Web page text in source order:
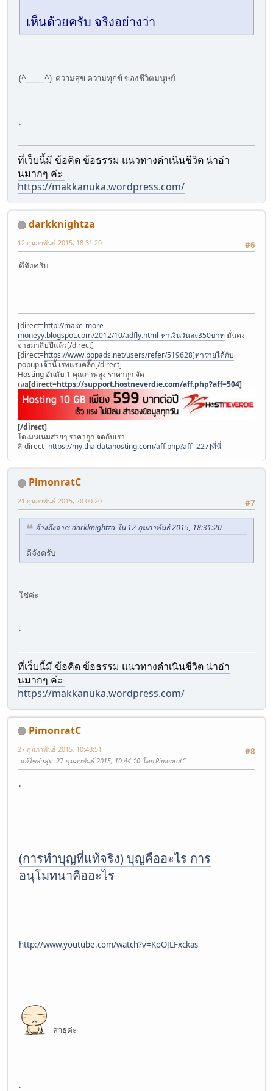
เห็นด้วยครับ จริงอย่างว่า
(^_____^) ความสุข ความทุกข์ ของชีวิตมนุษย์
.
ที่เว็บนี้มี ข้อคิด ข้อธรรม แนวทางดำเนินชีวิต น่าอ่า
นมากๆ ค่ะ
https://makkanuka.wordpress.com/
darkknightza
#6
12 กุมภาพันธ์ 2015, 18:31:20
ดีจังครับ
[direct=http://make-more-
moneyy.blogspot.com/2012/10/adfly.html]หาเงินวันละ350บาท มั่นคง
จ่ายมาสิบปีแล้ว[/direct]
[direct=https://www.popads.net/users/refer/519628]หารายได้กับ
popup เจ้านี้ เรทแรงคลิ๊ก[/direct]
Hosting อันดับ 1 คุณภาพสูง ราคาถูก จัด
เลย[direct=https://support.hostneverdie.com/aff.php?aff=504]
[/direct]
โดเมนเนมสวยๆ ราคาถูก จดกับเรา
สิ[direct=https://my.thaidatahosting.com/aff.php?aff=227]ที่นี่
PimonratC
#7
21 กุมภาพันธ์ 2015, 20:00:20
อ้างถึงจาก: darkknightza ใน 12 กุมภาพันธ์ 2015, 18:31:20
ดีจังครับ
ใช่ค่ะ
.
ที่เว็บนี้มี ข้อคิด ข้อธรรม แนวทางดำเนินชีวิต น่าอ่า
นมากๆ ค่ะ
https://makkanuka.wordpress.com/
PimonratC
#8
27 กุมภาพันธ์ 2015, 10:43:51
แก้ไขล่าสุด: 27 กุมภาพันธ์ 2015, 10:44:10 โดย PimonratC
.
(การทำบุญที่แท้จริง) บุญคืออะไร การ
อนุโมทนาคืออะไร
http://www.youtube.com/watch?v=KoOJLFxckas
สาธุค่ะ
.